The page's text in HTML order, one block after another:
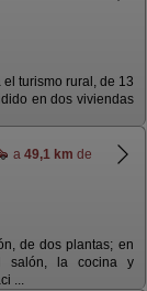
turismo rural, de 13
en dos viviendas
a 49,1 km de
de dos plantas; en
salón, la cocina y
...